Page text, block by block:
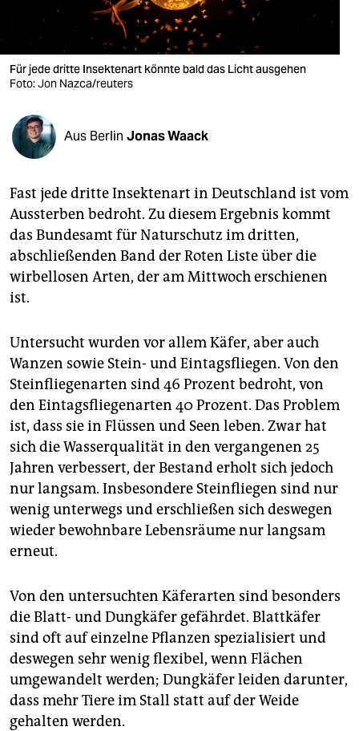
wahrheit
verlag
verlag
veranstaltungen
shop
unterstützen
abo
genossenschaft
epaper login
Für jede dritte Insektenart könnte bald das Licht ausgehen
Foto: Jon Nazca/reuters
Aus Berlin Jonas Waack
Fast jede dritte Insektenart in Deutschland ist vom
Aussterben bedroht. Zu diesem Ergebnis kommt
das Bundesamt für Naturschutz im dritten,
abschließenden Band der Roten Liste über die
wirbellosen Arten, der am Mittwoch erschienen
ist.
Untersucht wurden vor allem Käfer, aber auch
Wanzen sowie Stein- und Eintagsfliegen. Von den
Steinfliegenarten sind 46 Prozent bedroht, von
den Eintagsfliegenarten 40 Prozent. Das Problem
ist, dass sie in Flüssen und Seen leben. Zwar hat
sich die Wasserqualität in den vergangenen 25
Jahren verbessert, der Bestand erholt sich jedoch
nur langsam. Insbesondere Steinfliegen sind nur
wenig unterwegs und erschließen sich deswegen
wieder bewohnbare Lebensräume nur langsam
erneut.
Von den untersuchten Käferarten sind besonders
die Blatt- und Dungkäfer gefährdet. Blattkäfer
sind oft auf einzelne Pflanzen spezialisiert und
deswegen sehr wenig flexibel, wenn Flächen
umgewandelt werden; Dungkäfer leiden darunter,
dass mehr Tiere im Stall statt auf der Weide
gehalten werden.